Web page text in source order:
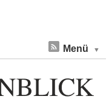
Menü